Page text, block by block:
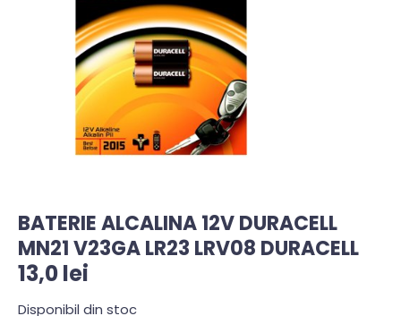
BATERIE ALCALINA 12V DURACELL
MN21 V23GA LR23 LRV08 DURACELL
13,0lei
Disponibil din stoc